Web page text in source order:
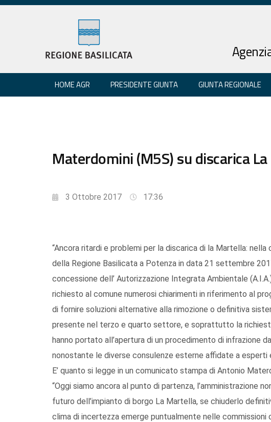
HOME AGR PRESIDENTE GIUNTA GIUNTA REGIONALE
Materdomini (M5S) su discarica
3 Ottobre 2017 17:36
“Ancora ritardi e problemi per la discarica di la Martella:
della Regione Basilicata a Potenza in data 21 settembre
concessione dell’ Autorizzazione Integrata Ambientale
richiesto al comune numerosi chiarimenti in riferimento al
di fornire soluzioni alternative alla rimozione o definitiva
presente nel terzo e quarto settore, e soprattutto la
hanno portato all’apertura di un procedimento di infrazione
nonostante le diverse consulenze esterne affidate a esperti
E’ quanto si legge in un comunicato stampa di Antonio
“Oggi siamo ancora al punto di partenza, l’amministrazione
futuro dell’impianto di borgo La Martella, se chiuderlo
clima di incertezza emerge puntualmente nelle